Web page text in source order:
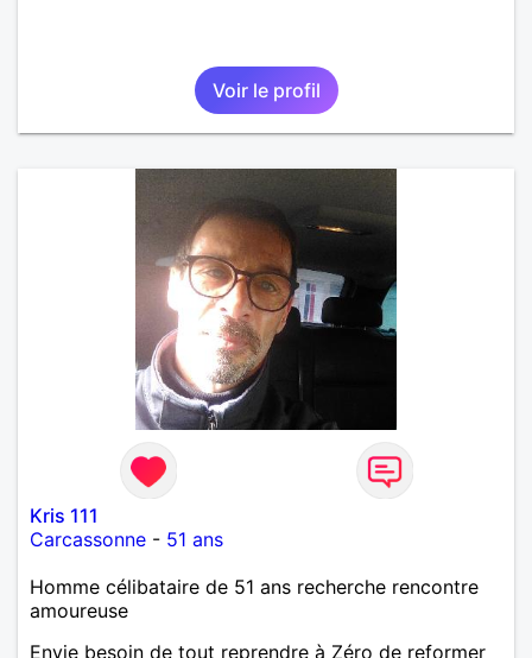
Voir le profil
Kris 111
Carcassonne - 51 ans
Homme célibataire de 51 ans recherche rencontre
amoureuse
Envie besoin de tout reprendre à Zéro de reformer